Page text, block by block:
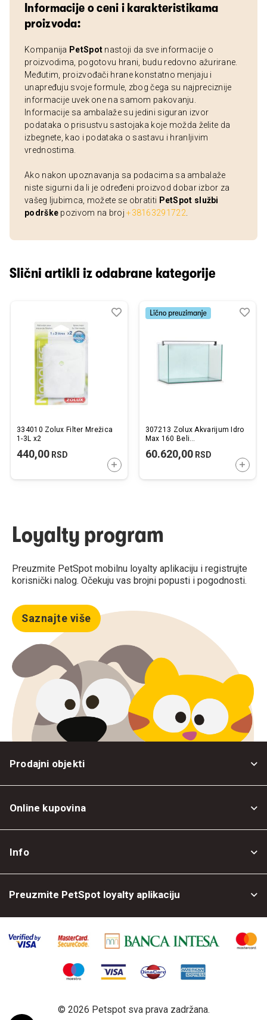
Informacije o ceni i karakteristikama
proizvoda:
Kompanija PetSpot nastoji da sve informacije o
proizvodima, pogotovu hrani, budu redovno ažurirane.
Međutim, proizvođači hrane konstatno menjaju i
unapređuju svoje formule, zbog čega su najpreciznije
informacije uvek one na samom pakovanju.
Informacije sa ambalaže su jedini siguran izvor
podataka o prisustvu sastojaka koje možda želite da
izbegnete, kao i podataka o sastavu i hranljivim
vrednostima.
Ako nakon upoznavanja sa podacima sa ambalaže
niste sigurni da li je određeni proizvod dobar izbor za
vašeg ljubimca, možete se obratiti PetSpot službi
podrške pozivom na broj+38163291722
Slični artikli iz odabrane kategorije
334010 Zolux Filter Mrežica
1-3L x2
440,00 RSD
DODAJTE U KORPU
Dodaj
Uporedi
307213 Zolux Akvarijum Idro
Max 160 Beli
60.620,00RSD
Loyalty program
Preuzmite PetSpot mobilnu loyalty aplikaciju i registrujte
korisnički nalog. Očekuju vas brojni popusti i pogodnosti.
Saznajte više
Prodajni objekti
Online kupovina
Info
Preuzmite PetSpot loyalty aplikaciju
© 2026 Petspot sva prava zadržana.